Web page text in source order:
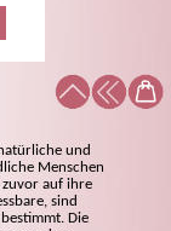
und
Menschen
zuvor auf ihre
sind
Die